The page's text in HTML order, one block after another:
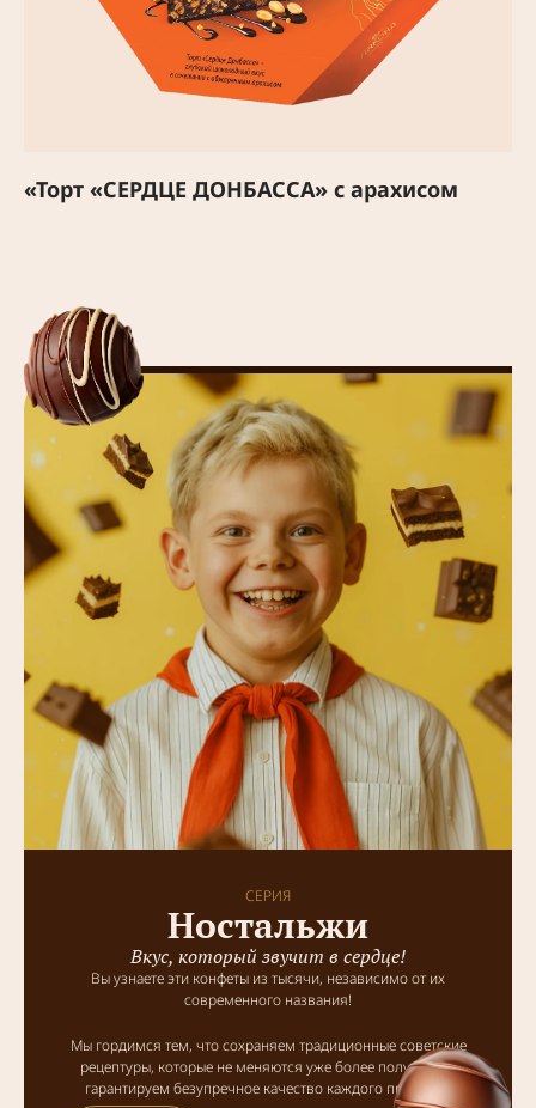
«Торт «СЕРДЦЕ ДОНБАССА» с арахисом
СЕРИЯ
Ностальжи
Вкус, который звучит в сердце!
Вы узнаете эти конфеты из тысячи, независимо от их
современного названия!
Мы гордимся тем, что сохраняем традиционные советские
рецептуры, которые не меняются уже более полувека, и
гарантируем безупречное качество каждого продукта.